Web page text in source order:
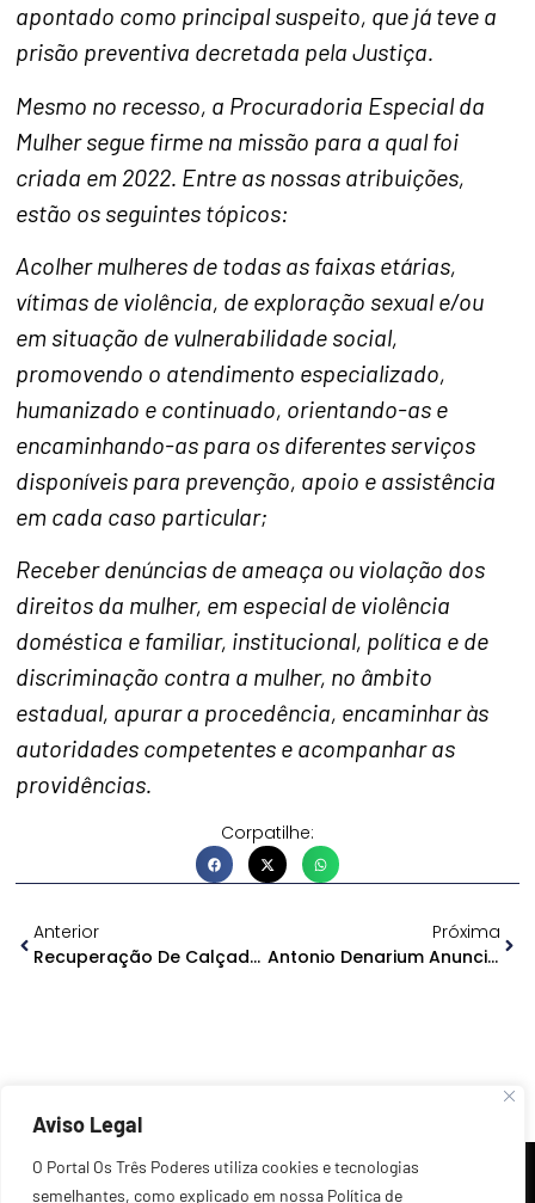
Aviso Legal
O Portal Os Três Poderes utiliza cookies e tecnologias
semelhantes, como explicado em nossa Política de
apontado como principal suspeito, que já teve a
prisão preventiva decretada pela Justiça.
Mesmo no recesso, a Procuradoria Especial da
Mulher segue firme na missão para a qual foi
criada em 2022. Entre as nossas atribuições,
estão os seguintes tópicos:
Acolher mulheres de todas as faixas etárias,
vítimas de violência, de exploração sexual e/ou
em situação de vulnerabilidade social,
promovendo o atendimento especializado,
humanizado e continuado, orientando-as e
encaminhando-as para os diferentes serviços
disponíveis para prevenção, apoio e assistência
em cada caso particular;
Receber denúncias de ameaça ou violação dos
direitos da mulher, em especial de violência
doméstica e familiar, institucional, política e de
discriminação contra a mulher, no âmbito
estadual, apurar a procedência, encaminhar às
autoridades competentes e acompanhar as
providências.
Corpatilhe:
Anterior
Recuperação De Calçada Na Avenida Brasil Sai Após 4 Anos
Próxima
Antonio Denarium Anuncia Pré-Candidatura Ao Senado 2026